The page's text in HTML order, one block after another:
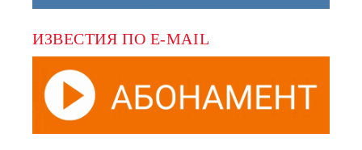
ИЗВЕСТИЯ ПО E-MAIL